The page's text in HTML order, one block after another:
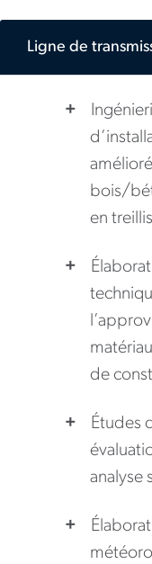
Ligne de
bois/
en treillis
de
Études
analyse